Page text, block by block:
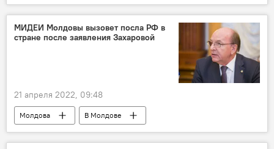
оппозиция
иммунитет
МИДЕИ Молдовы вызовет посла РФ в
стране после заявления Захаровой
21 апреля 2022, 09:48
Молдова
В Молдове
Посольство России в Молдове
Россия